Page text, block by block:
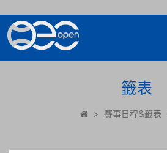
籤表
> 賽事日程&籤表